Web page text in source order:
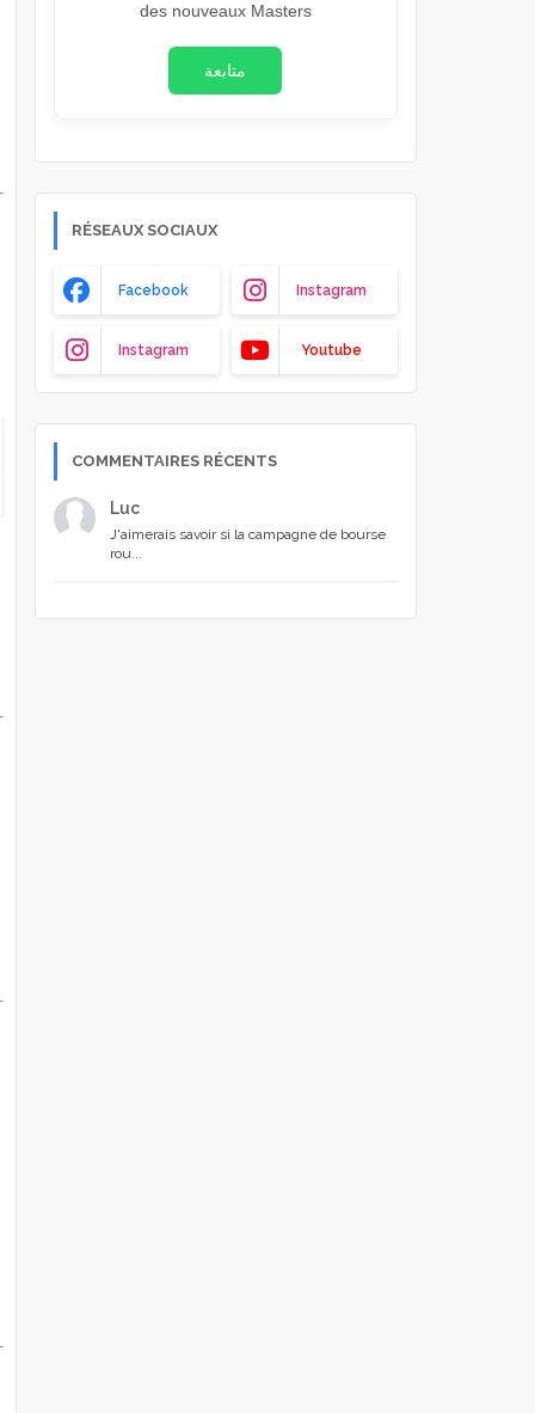
des nouveaux Masters
متابعة
RÉSEAUX SOCIAUX
Facebook Instagram
Instagram Youtube
COMMENTAIRES RÉCENTS
Luc
J'aimerais savoir si la campagne de bourse
rou...